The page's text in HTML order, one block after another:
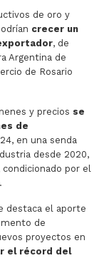
de oro y
crecer un
, de
Argentina de
de Rosario
y precios se
de
en una senda
desde 2020,
condicionado por el
destaca el aporte
de
proyectos en
el récord del